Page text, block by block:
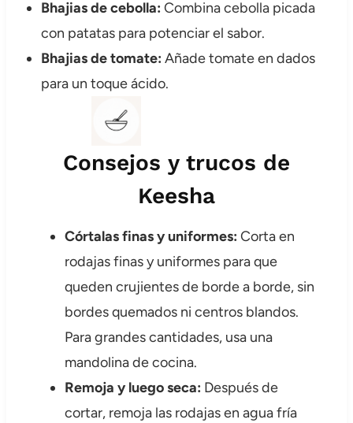
Bhajias de cebolla: Combina cebolla picada
con patatas para potenciar el sabor.
Bhajias de tomate: Añade tomate en dados
para un toque ácido.
Consejos y trucos de
Keesha
Córtalas finas y uniformes: Corta en
rodajas finas y uniformes para que
queden crujientes de borde a borde, sin
bordes quemados ni centros blandos.
Para grandes cantidades, usa una
mandolina de cocina.
Remoja y luego seca: Después de
cortar, remoja las rodajas en agua fría